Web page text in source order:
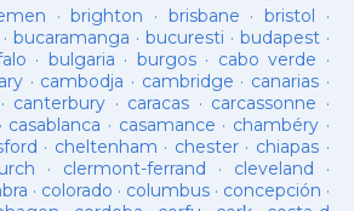
·brighton · brisbane · bristol ·
bucaramanga · bucuresti · budapest·
· bulgaria · burgos· cabo verde ·
· cambodja · cambridge · canarias·
· canterbury · caracas · carcassonne ·
· casablanca · casamance · chambéry·
· cheltenham · chester· chiapas ·
· clermont-ferrand · cleveland ·
· colorado · columbus· concepción ·